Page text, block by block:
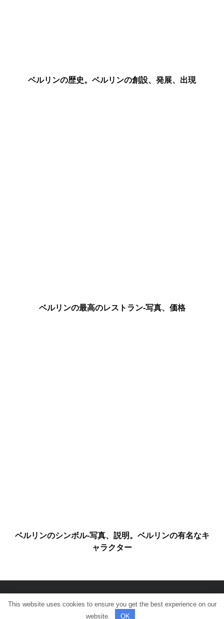
ベルリンの歴史。ベルリンの創設、発展、出現
ベルリンの最高のレストラン-写真、価格
ベルリンのシンボル-写真、説明。ベルリンの有名なキ
ャラクター
© 全著作権所有。
This website uses cookies to ensure you get the best experience on our
website.
OK